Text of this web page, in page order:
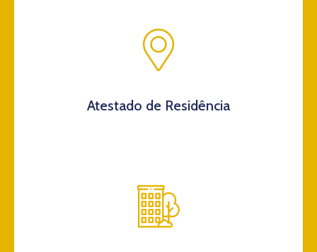
Atestado de Residência